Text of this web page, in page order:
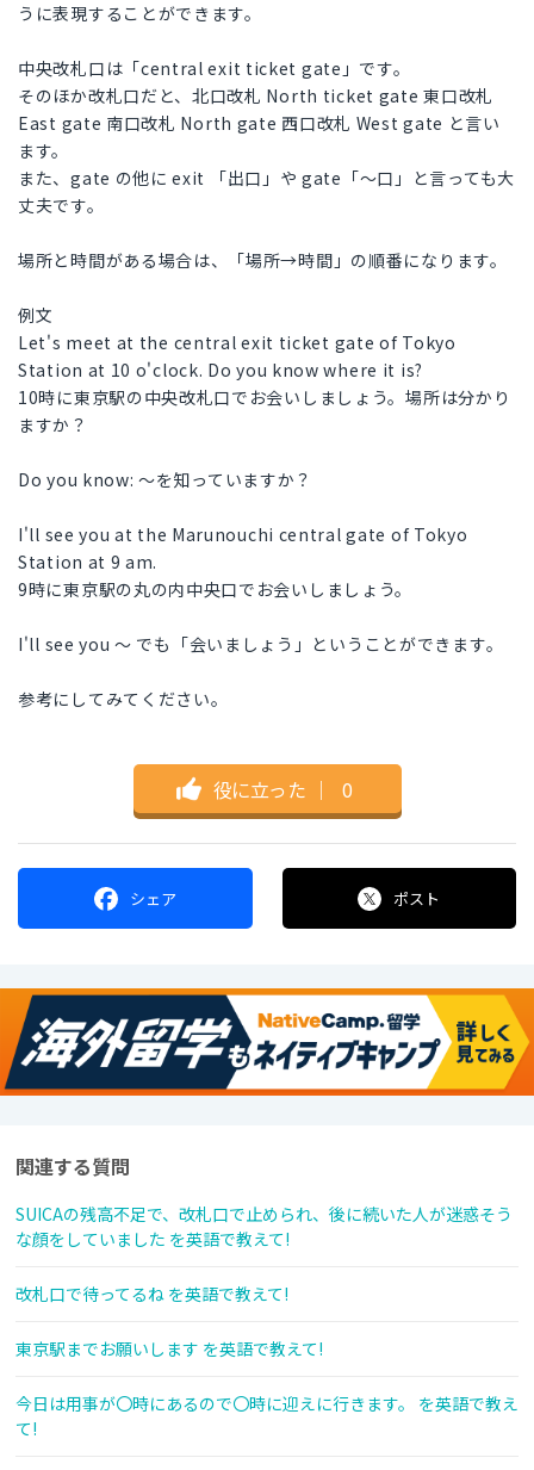
うに表現することができます。
中央改札口は「central exit ticket gate」です。
そのほか改札口だと、北口改札 North ticket gate 東口改札
East gate 南口改札 North gate 西口改札 West gate と言い
ます。
また、gate の他に exit 「出口」や gate「〜口」と言っても大
丈夫です。
場所と時間がある場合は、「場所→時間」の順番になります。
例文
Let's meet at the central exit ticket gate of Tokyo
Station at 10 o'clock. Do you know where it is?
10時に東京駅の中央改札口でお会いしましょう。場所は分かり
ますか？
Do you know: 〜を知っていますか？
I'll see you at the Marunouchi central gate of Tokyo
Station at 9 am.
9時に東京駅の丸の内中央口でお会いしましょう。
I'll see you 〜 でも「会いましょう」ということができます。
参考にしてみてください。
役に立った ｜ 0
シェア ポスト
関連する質問
SUICAの残高不足で、改札口で止められ、後に続いた人が迷惑そう
な顔をしていました を英語で教えて!
改札口で待ってるね を英語で教えて!
東京駅までお願いします を英語で教えて!
今日は用事が〇時にあるので〇時に迎えに行きます。 を英語で教え
て!